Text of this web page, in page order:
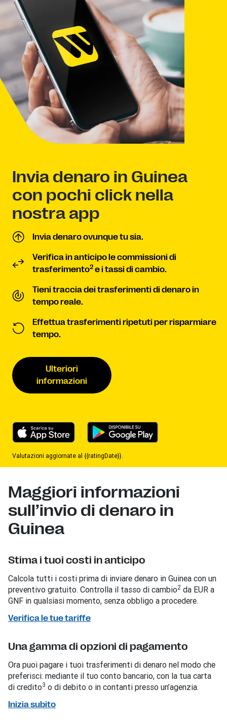
Invia denaro in Guinea
con pochi click nella
nostra app
Invia denaro ovunque tu sia.
Verifica in anticipo le commissioni di
trasferimento2 e i tassi di cambio.
Tieni traccia dei trasferimenti di denaro in
tempo reale.
Effettua trasferimenti ripetuti per risparmiare
tempo.
Ulteriori
informazioni
Valutazioni aggiornate al {{ratingDate}}.
Maggiori informazioni
sull’invio di denaro in
Guinea
Stima i tuoi costi in anticipo
Calcola tutti i costi prima di inviare denaro in Guinea con un
preventivo gratuito. Controlla il tasso di cambio2 da EUR a
GNF in qualsiasi momento, senza obbligo a procedere.
Verifica le tue tariffe
Una gamma di opzioni di pagamento
Ora puoi pagare i tuoi trasferimenti di denaro nel modo che
preferisci: mediante il tuo conto bancario, con la tua carta
di credito3 o di debito o in contanti presso un’agenzia.
Inizia subito